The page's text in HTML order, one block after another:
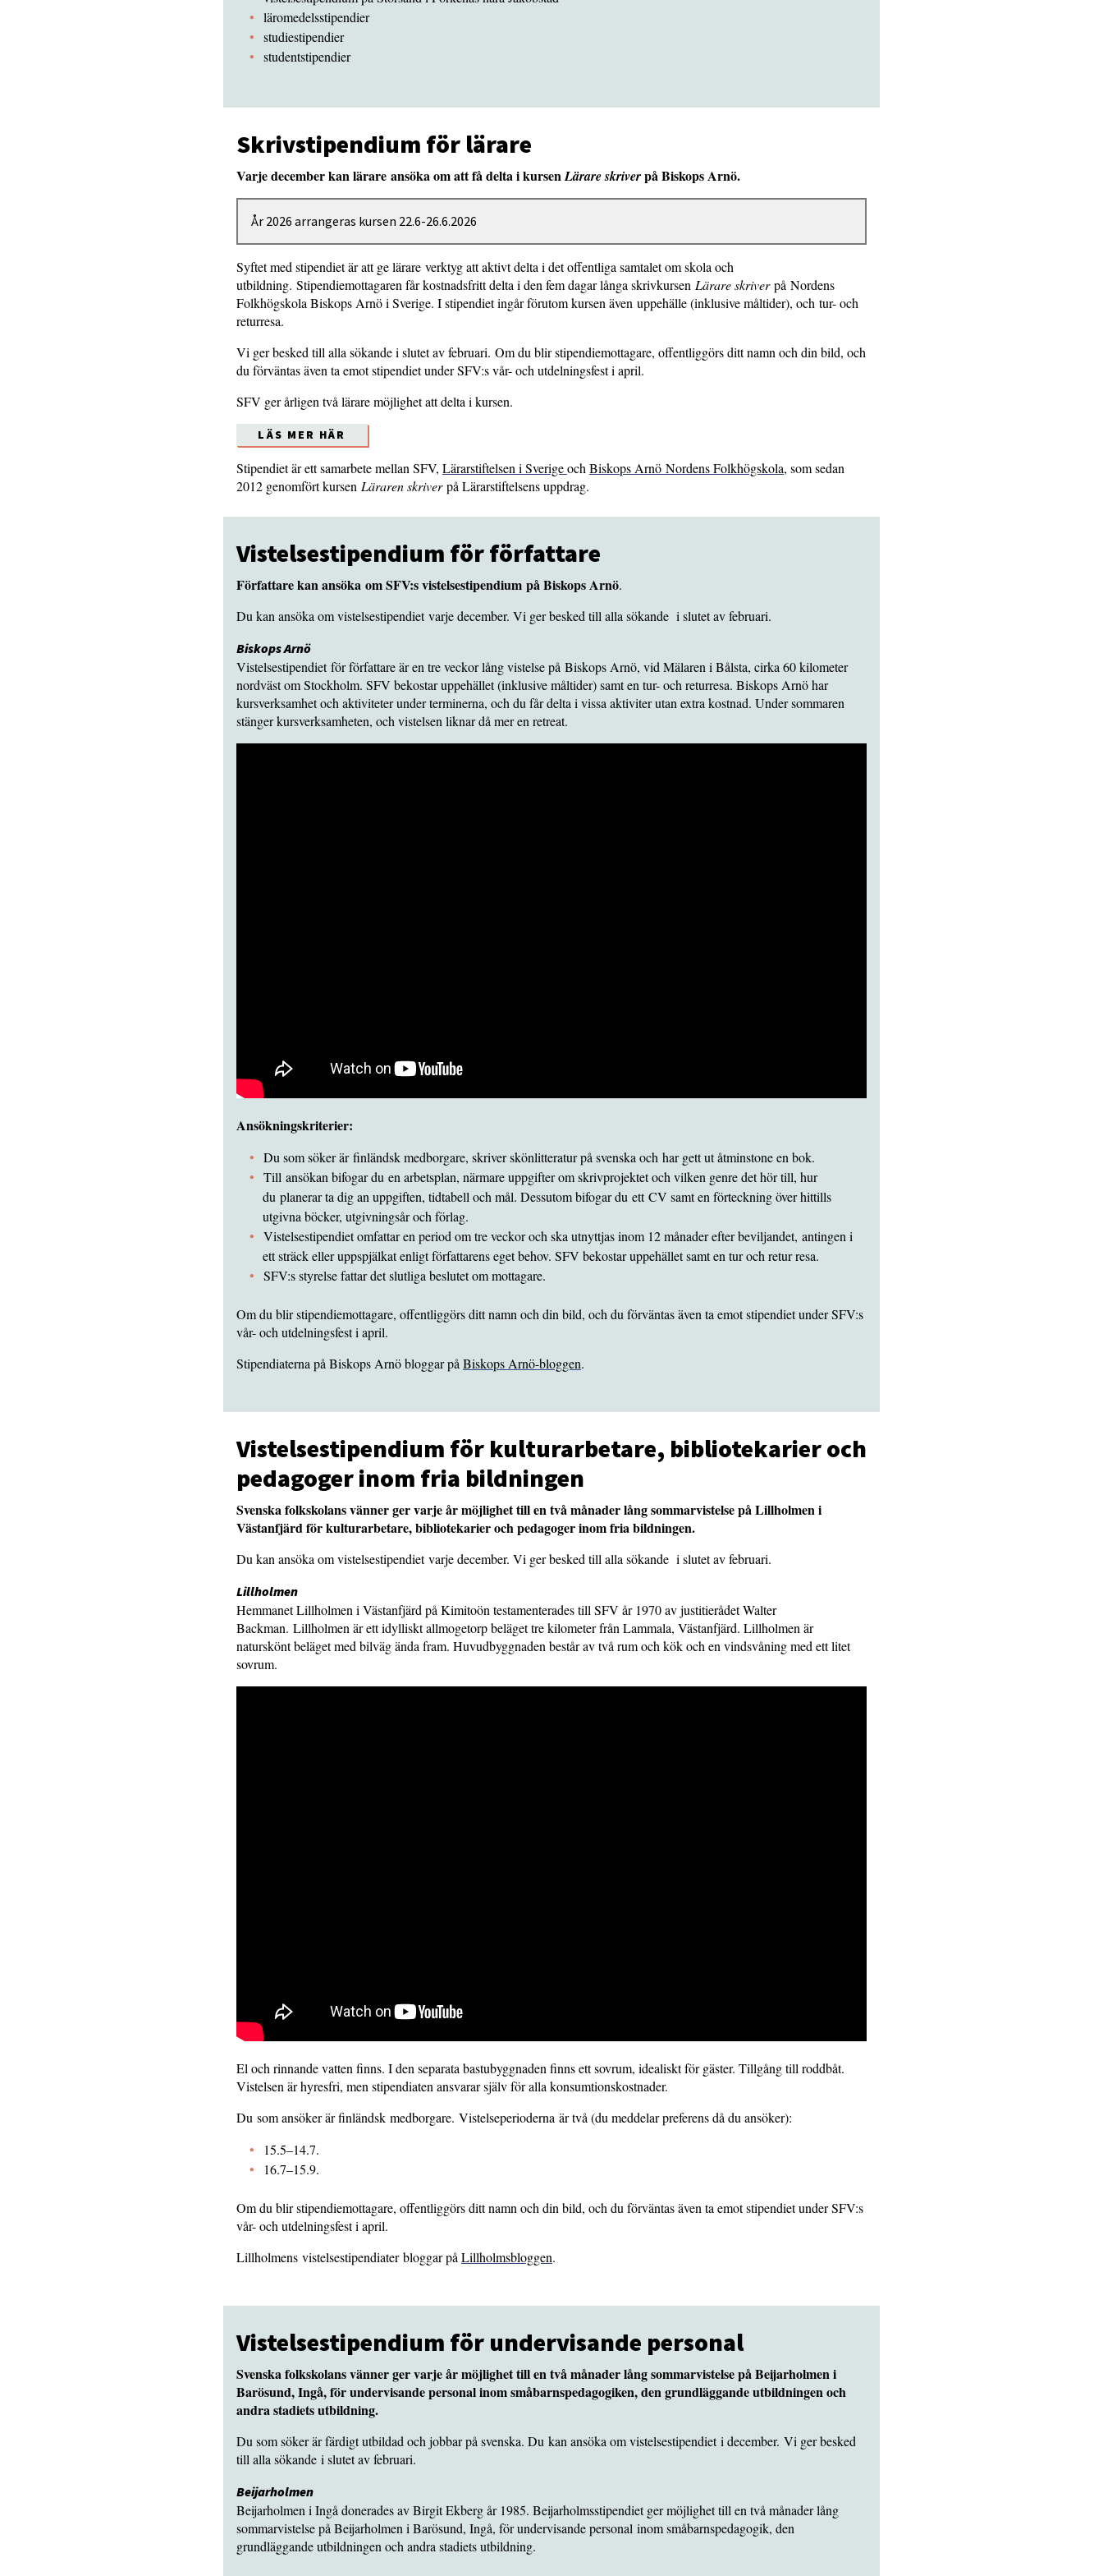
läromedelsstipendier
studiestipendier
studentstipendier
Skrivstipendium för lärare
Varje december kan lärare ansöka om att få delta i kursenLärare skriverpå Biskops Arnö.
År 2026 arrangeras kursen 22.6-26.6.2026
Syftet med stipendiet är att ge lärare verktyg att aktivt delta i det offentliga samtalet om skola och
utbildning. Stipendiemottagaren får kostnadsfritt delta i den fem dagar långa skrivkursen Lärare skriverpå Nordens
Folkhögskola Biskops Arnö i Sverige. I stipendiet ingår förutom kursen även uppehälle (inklusive måltider), och tur- och
returresa.
Vi ger besked till alla sökande i slutet av februari. Om du blir stipendiemottagare, offentliggörs ditt namn och din bild, och
du förväntas även ta emot stipendiet under SFV:s vår- och utdelningsfest i april.
SFV ger årligen två lärare möjlighet att delta i kursen.
LÄS MER HÄR
Stipendiet är ett samarbete mellan SFV, Lärarstiftelsen i Sverigeoch Biskops Arnö Nordens Folkhögskola, som sedan
2012 genomfört kursen Läraren skriverpå Lärarstiftelsens uppdrag.
Vistelsestipendium för författare
Författare kan ansöka om SFV:s vistelsestipendium på Biskops Arnö.
Du kan ansöka om vistelsestipendiet varje december. Vi ger besked till alla sökande i slutet av februari.
Biskops Arnö
Vistelsestipendiet för författare är en tre veckor lång vistelse på Biskops Arnö, vid Mälaren i Bålsta, cirka 60 kilometer
nordväst om Stockholm. SFV bekostar uppehället (inklusive måltider) samt en tur- och returresa. Biskops Arnö har
kursverksamhet och aktiviteter under terminerna, och du får delta i vissa aktiviter utan extra kostnad. Under sommaren
stänger kursverksamheten, och vistelsen liknar då mer en retreat.
Ansökningskriterier:
Du som söker är finländsk medborgare, skriver skönlitteratur på svenska och har gett ut åtminstone en bok.
Till ansökan bifogar du en arbetsplan, närmare uppgifter om skrivprojektet och vilken genre det hör till, hur
du planerar ta dig an uppgiften, tidtabell och mål. Dessutom bifogar du ett CV samt en förteckning över hittills
utgivna böcker, utgivningsår och förlag.
Vistelsestipendiet omfattar en period om tre veckor och ska utnyttjas inom 12 månader efter beviljandet, antingen i
ett sträck eller uppspjälkat enligt författarens eget behov. SFV bekostar uppehället samt en tur och retur resa.
SFV:s styrelse fattar det slutliga beslutet om mottagare.
Om du blir stipendiemottagare, offentliggörs ditt namn och din bild, och du förväntas även ta emot stipendiet under SFV:s
vår- och utdelningsfest i april.
Stipendiaterna på Biskops Arnö bloggar på Biskops Arnö-bloggen.
Vistelsestipendium för kulturarbetare, bibliotekarier och
pedagoger inom fria bildningen
Svenska folkskolans vänner ger varje år möjlighet till en två månader lång sommarvistelse på Lillholmen i
Västanfjärd för kulturarbetare, bibliotekarier och pedagoger inom fria bildningen.
Du kan ansöka om vistelsestipendiet varje december. Vi ger besked till alla sökande i slutet av februari.
Lillholmen
Hemmanet Lillholmen i Västanfjärd på Kimitoön testamenterades till SFV år 1970 av justitierådet Walter
Backman. Lillholmen är ett idylliskt allmogetorp beläget tre kilometer från Lammala, Västanfjärd. Lillholmen är
naturskönt beläget med bilväg ända fram. Huvudbyggnaden består av två rum och kök och en vindsvåning med ett litet
sovrum.
El och rinnande vatten finns. I den separata bastubyggnaden finns ett sovrum, idealiskt för gäster. Tillgång till roddbåt.
Vistelsen är hyresfri, men stipendiaten ansvarar själv för alla konsumtionskostnader.
Du som ansöker är finländsk medborgare. Vistelseperioderna är två (du meddelar preferens då du ansöker):
15.5–14.7.
16.7–15.9.
Om du blir stipendiemottagare, offentliggörs ditt namn och din bild, och du förväntas även ta emot stipendiet under SFV:s
vår- och utdelningsfest i april.
Lillholmens vistelsestipendiater bloggar på Lillholmsbloggen.
Vistelsestipendium för undervisande personal
Svenska folkskolans vänner ger varje år möjlighet till en två månader lång sommarvistelse på Beijarholmen i
Barösund, Ingå, för undervisande personal inom småbarnspedagogiken, den grundläggande utbildningen och
andra stadiets utbildning.
Du som söker är färdigt utbildad och jobbar på svenska. Du kan ansöka om vistelsestipendiet i december. Vi ger besked
till alla sökande i slutet av februari.
Beijarholmen
Beijarholmen i Ingå donerades av Birgit Ekberg år 1985. Beijarholmsstipendiet ger möjlighet till en två månader lång
sommarvistelse på Beijarholmen i Barösund, Ingå, för undervisande personal inom småbarnspedagogik, den
grundläggande utbildningen och andra stadiets utbildning.